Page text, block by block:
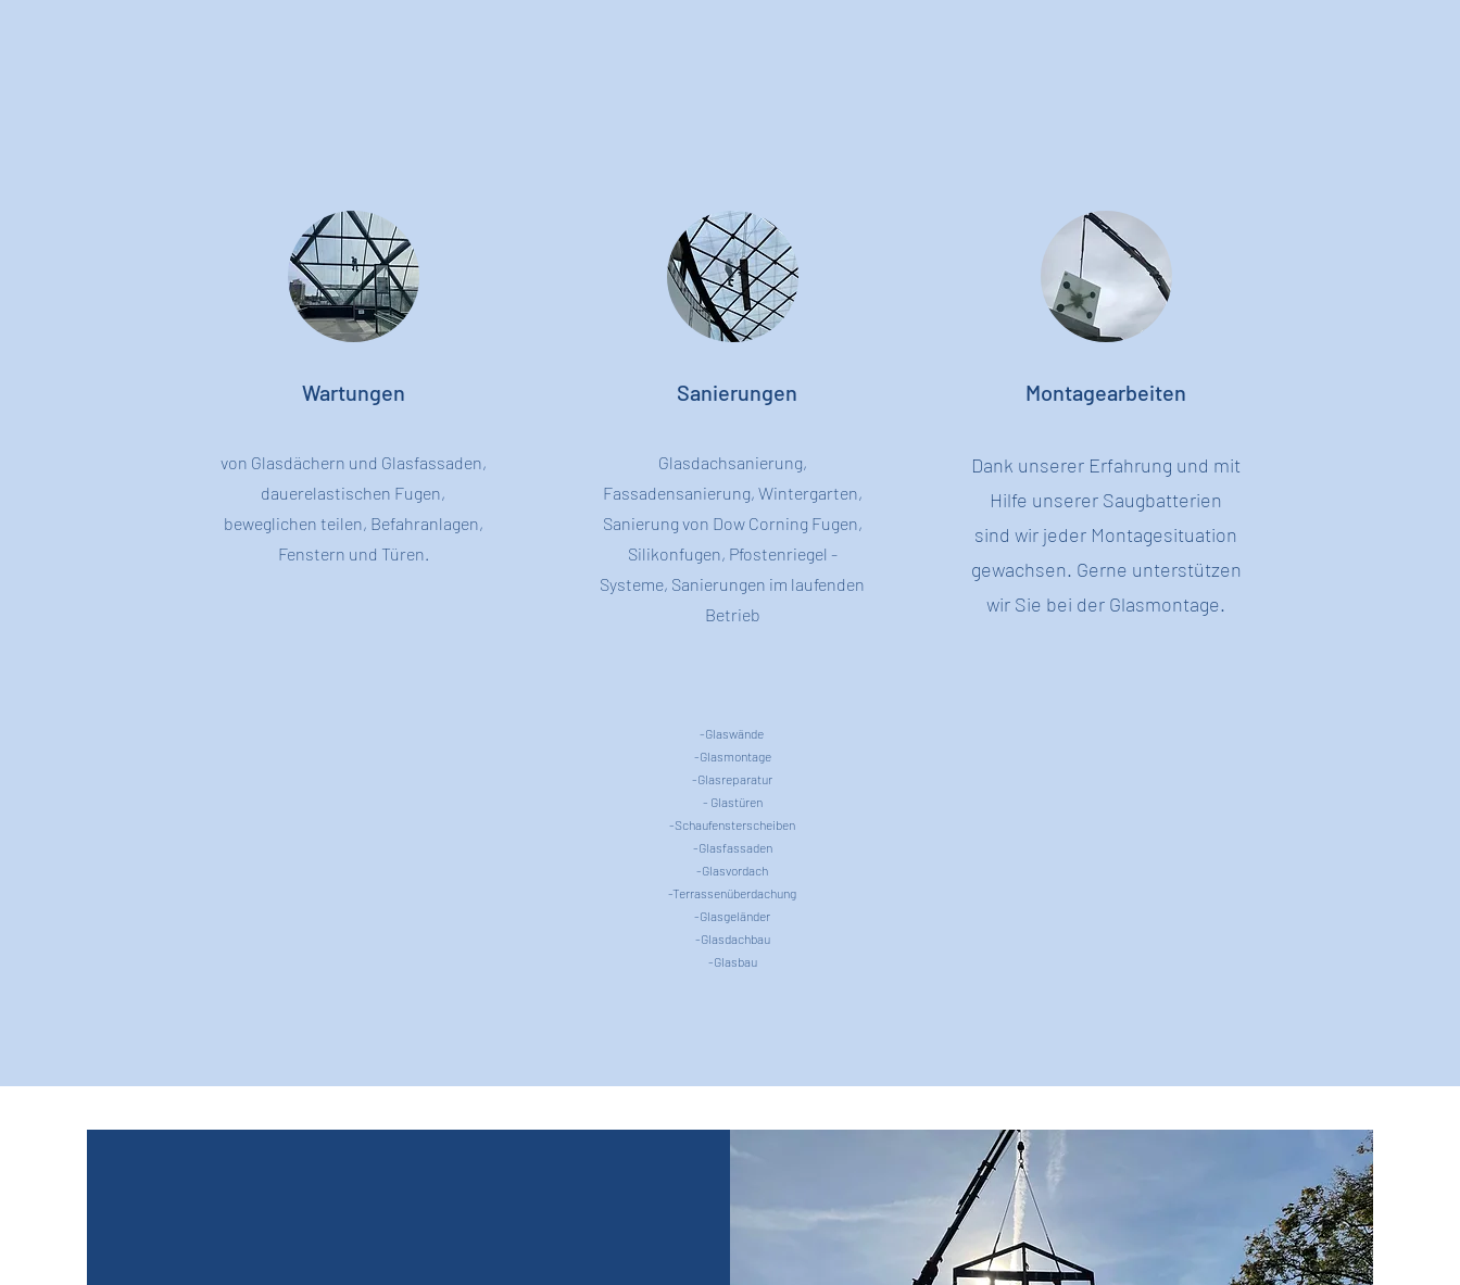
Wartungen
von Glasdächern und Glasfassaden,
dauerelastischen Fugen,
beweglichen teilen, Befahranlagen,
Fenstern und Türen.
Sanierungen
Glasdachsanierung,
Fassadensanierung, Wintergarten,
Sanierung von Dow Corning Fugen,
Silikonfugen, Pfostenriegel -
Systeme, Sanierungen im laufenden
Betrieb
Montagearbeiten
Dank unserer Erfahrung und mit
Hilfe unserer Saugbatterien
sind wir jeder Montagesituation
gewachsen. Gerne unterstützen
wir Sie bei der Glasmontage.
-Glaswände
-Glasmontage
-Glasreparatur
- Glastüren
-Schaufensterscheiben
-Glasfassaden
-Glasvordach
-Terrassenüberdachung
-Glasgeländer
-Glasdachbau
-Glasbau